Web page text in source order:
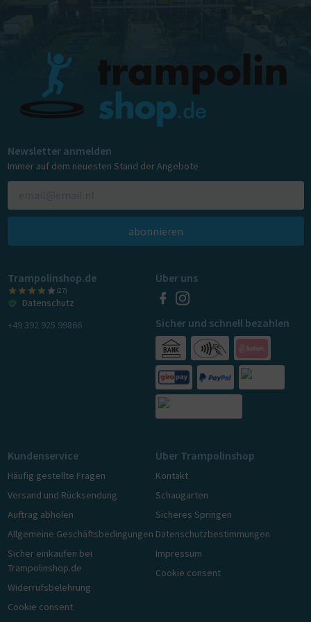
Newsletter anmelden
Immer auf dem neuesten Stand der Angebote
abonnieren
Trampolinshop.de
(27)
Datenschutz
+49 392 925 99866
Über uns
Sicher und schnell bezahlen
Kundenservice
Häufig gestellte Fragen
Versand und Rücksendung
Auftrag abholen
Allgemeine Geschäftsbedingungen
Sicher einkaufen bei
Trampolinshop.de
Widerrufsbelehrung
Cookie consent
Über Trampolinshop
Kontakt
Schaugarten
Sicheres Springen
Datenschutzbestimmungen
Impressum
Cookie consent